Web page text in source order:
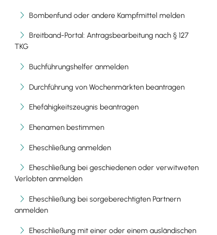
Bombenfund oder andere Kampfmittel melden
Breitband-Portal: Antragsbearbeitung nach § 127
TKG
Buchführungshelfer anmelden
Durchführung von Wochenmärkten beantragen
Ehefähigkeitszeugnis beantragen
Ehenamen bestimmen
Eheschließung anmelden
Eheschließung bei geschiedenen oder verwitweten
Verlobten anmelden
Eheschließung bei sorgeberechtigten Partnern
anmelden
Eheschließung mit einer oder einem ausländischen